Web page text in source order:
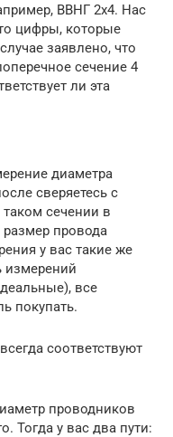
ВВНГ 2х4. Нас
цифры, которые
заявлено, что
сечение 4
ли эта
диаметра
сверяетесь с
сечении в
провода
у вас такие же
измерений
все
покупать.
соответствуют
проводников
Тогда у вас два пути: